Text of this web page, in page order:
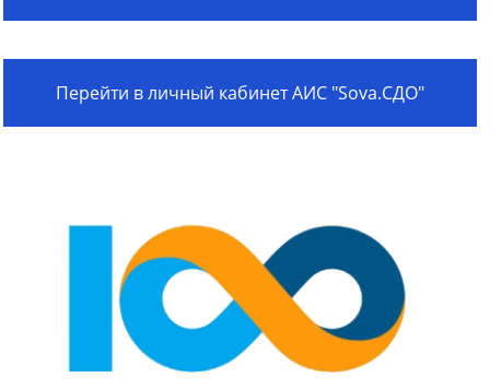
Перейти в личный кабинет АИС "Sova.СДО"